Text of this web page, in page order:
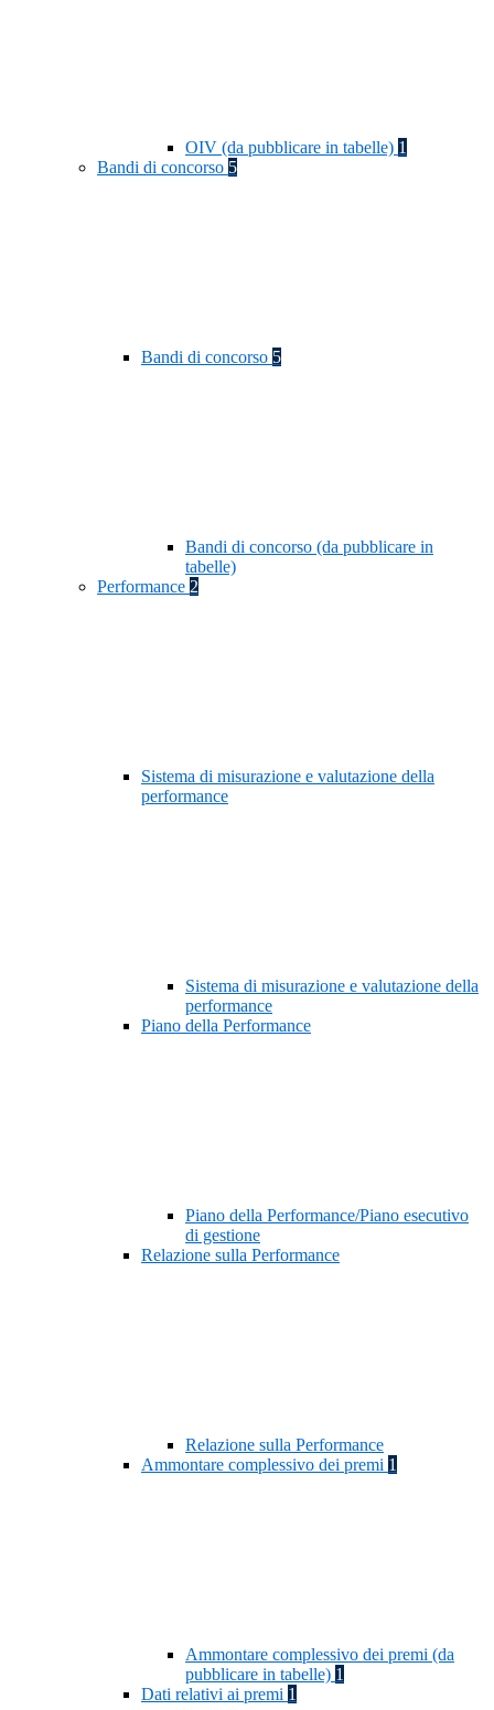
OIV (da pubblicare in tabelle) 1
Bandi di concorso 5
Bandi di concorso 5
Bandi di concorso (da pubblicare in
tabelle)
Performance 2
Sistema di misurazione e valutazione della
performance
Sistema di misurazione e valutazione della
performance
Piano della Performance
Piano della Performance/Piano esecutivo
di gestione
Relazione sulla Performance
Relazione sulla Performance
Ammontare complessivo dei premi 1
Ammontare complessivo dei premi (da
pubblicare in tabelle) 1
Dati relativi ai premi 1